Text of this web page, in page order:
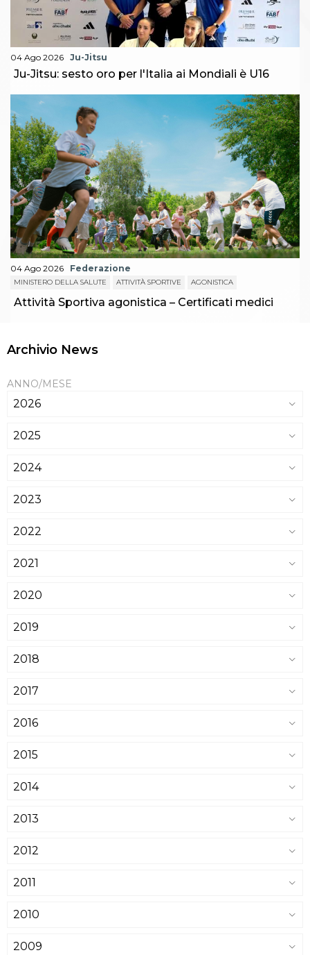
04 Ago 2026 Ju-Jitsu
Ju-Jitsu: sesto oro per l'Italia ai Mondiali è U16
04 Ago 2026 Federazione
MINISTERO DELLA SALUTE ATTIVITÀ SPORTIVE AGONISTICA
Attività Sportiva agonistica – Certificati medici
Archivio News
ANNO/MESE
2026
2025
2024
2023
2022
2021
2020
2019
2018
2017
2016
2015
2014
2013
2012
2011
2010
2009